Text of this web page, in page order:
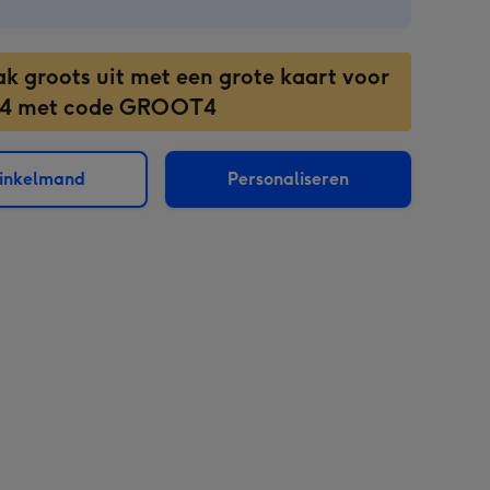
groots uit met een grote kaart voor
met code GROOT4
Personaliseren